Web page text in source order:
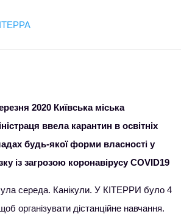
2020 Київська міська
ввела карантин в освітніх
будь-якої форми власності у
із загрозою коронавірусу COVID19
середа. Канікули. У КІТЕРРИ було 4
організувати дістанційне навчання.